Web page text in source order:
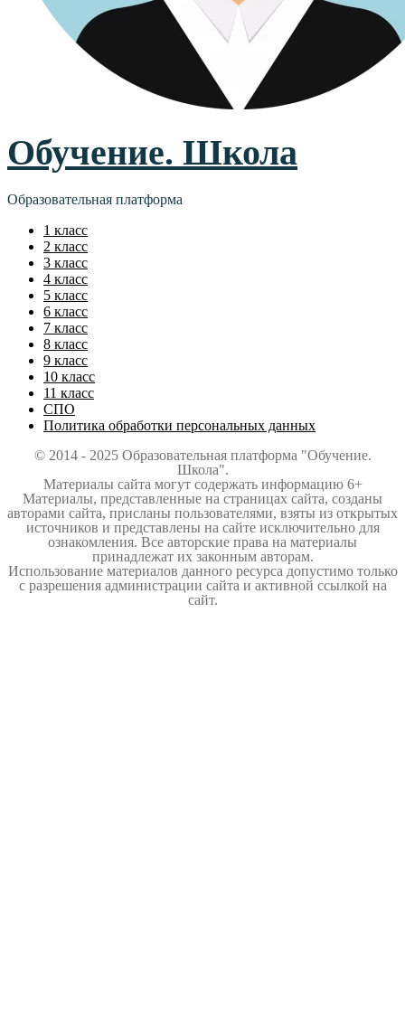
Обучение. Школа
Образовательная платформа
1 класс
2 класс
3 класс
4 класс
5 класс
6 класс
7 класс
8 класс
9 класс
10 класс
11 класс
СПО
Политика обработки персональных данных
© 2014 - 2025 Образовательная платформа "Обучение.
Школа".
Материалы сайта могут содержать информацию 6+
Материалы, представленные на страницах сайта, созданы
авторами сайта, присланы пользователями, взяты из открытых
источников и представлены на сайте исключительно для
ознакомления. Все авторские права на материалы
принадлежат их законным авторам.
Использование материалов данного ресурса допустимо только
с разрешения администрации сайта и активной ссылкой на
сайт.